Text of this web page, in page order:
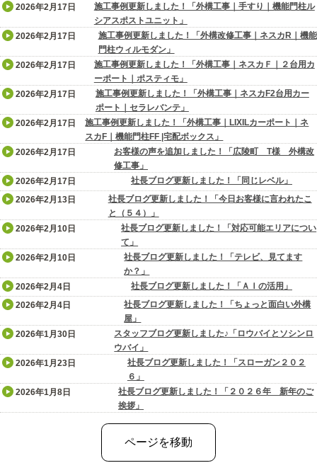
2026年2月17日
施工事例更新しました！「外構工事｜手すり｜機能門柱ル
シアスポストユニット」
2026年2月17日
施工事例更新しました！「外構改修工事｜ネスカR｜機能
門柱ウィルモダン」
2026年2月17日
施工事例更新しました！「外構工事｜ネスカＦ｜２台用カ
ーポート｜ポスティモ」
2026年2月17日
施工事例更新しました！「外構工事｜ネスカF2台用カー
ポート｜セラレバンテ」
2026年2月17日
施工事例更新しました！「外構工事｜LIXILカーポート｜ネ
スカF｜機能門柱FF |宅配ボックス」
2026年2月17日
お客様の声を追加しました！「広陵町 T様 外構改
修工事」
2026年2月17日
社長ブログ更新しました！「同じレベル」
2026年2月13日
社長ブログ更新しました！「今日お客様に言われたこ
と（５４）」
2026年2月10日
社長ブログ更新しました！「対応可能エリアについ
て」
2026年2月10日
社長ブログ更新しました！「テレビ、見てます
か？」
2026年2月4日
社長ブログ更新しました！「ＡＩの活用」
2026年2月4日
社長ブログ更新しました！「ちょっと面白い外構
屋」
2026年1月30日
スタッフブログ更新しました♪「ロウバイとソシンロ
ウバイ」
2026年1月23日
社長ブログ更新しました！「スローガン２０２
６」
2026年1月8日
社長ブログ更新しました！「２０２６年 新年のご
挨拶」